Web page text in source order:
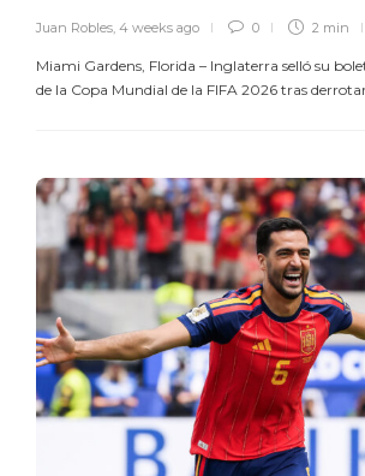
Juan Robles, 4 weeks ago 0 2 min
Miami Gardens, Florida – Inglaterra selló su
de la Copa Mundial de la FIFA 2026 tras